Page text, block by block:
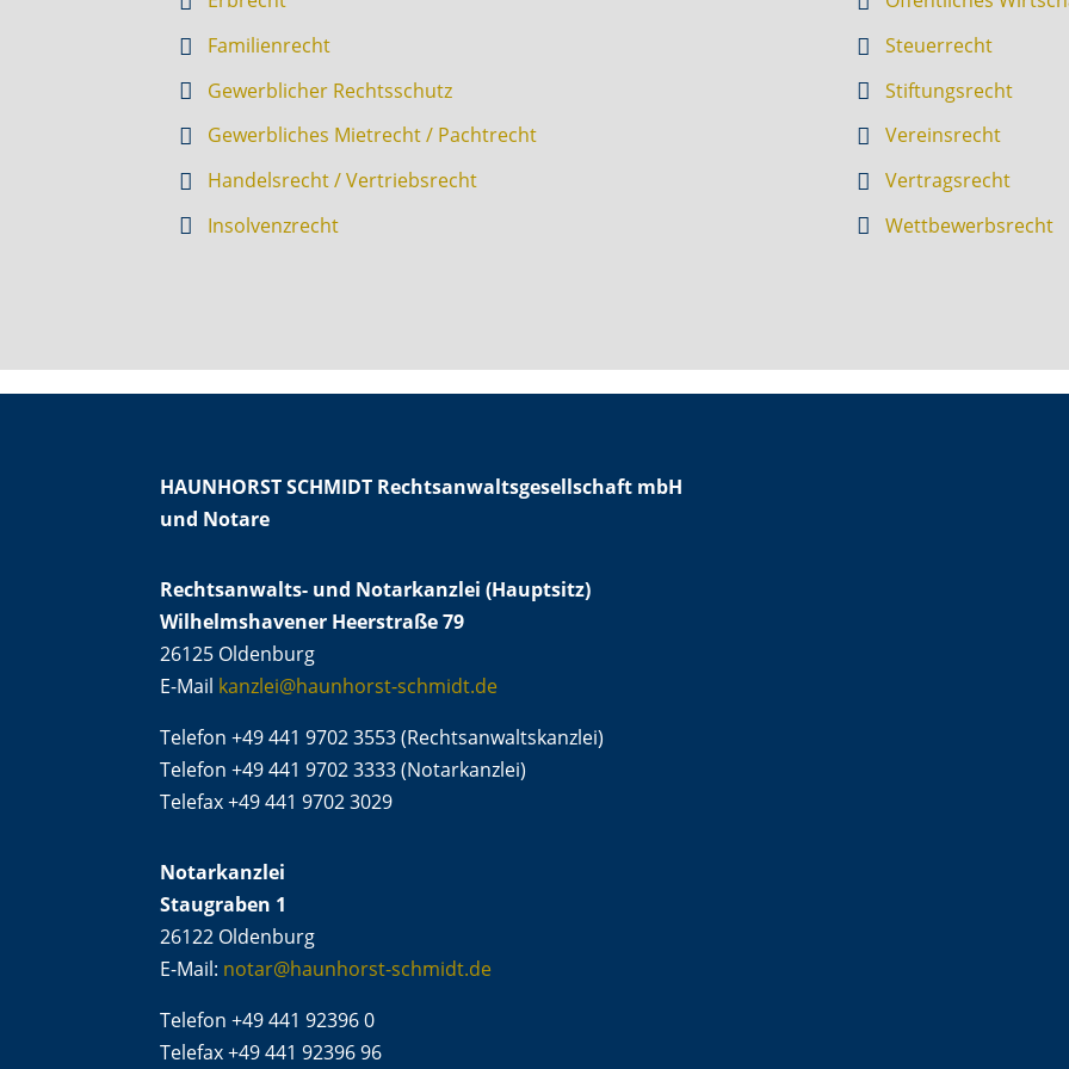
Familienrecht
Gewerblicher Rechtsschutz
Gewerbliches Mietrecht / Pachtrecht
Handelsrecht / Vertriebsrecht
Insolvenzrecht
Steuerrecht
Stiftungsrecht
Vereinsrecht
Vertragsrecht
Wettbewerbsrecht
HAUNHORST SCHMIDT Rechtsanwaltsgesellschaft mbH
und Notare
Rechtsanwalts- und Notarkanzlei (Hauptsitz)
Wilhelmshavener Heerstraße 79
26125 Oldenburg
E-Mail kanzlei@haunhorst-schmidt.de
Telefon +49 441 9702 3553 (Rechtsanwaltskanzlei)
Telefon +49 441 9702 3333 (Notarkanzlei)
Telefax +49 441 9702 3029
Notarkanzlei
Staugraben 1
26122 Oldenburg
E-Mail: notar@haunhorst-schmidt.de
Telefon +49 441 92396 0
Telefax +49 441 92396 96